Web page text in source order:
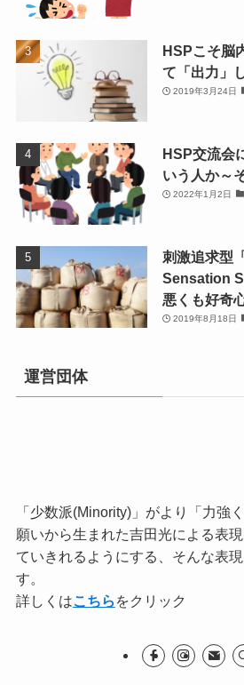
HSPこそ脳
て「出力」
2019年3月24日
HSP交流会
いう人か～
2022年1月2日
刺激追求型
Sensation
悪くも好奇
2019年8月18日
運営団体
「少数派(Minority)」がより「力強
願いから生まれた吉田光による表
ていきれるようにする、そんな表
す。
詳しくはこちら をクリック